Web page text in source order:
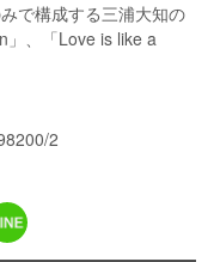
で構成する三浦大知の
」、「Love is like a
2